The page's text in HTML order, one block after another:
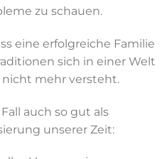
zu schauen.
eine erfolgreiche Familie
sich in einer Welt
nicht mehr versteht.
auch so gut als
unserer Zeit: